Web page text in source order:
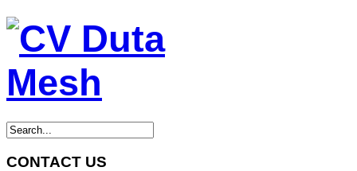
CONTACT US